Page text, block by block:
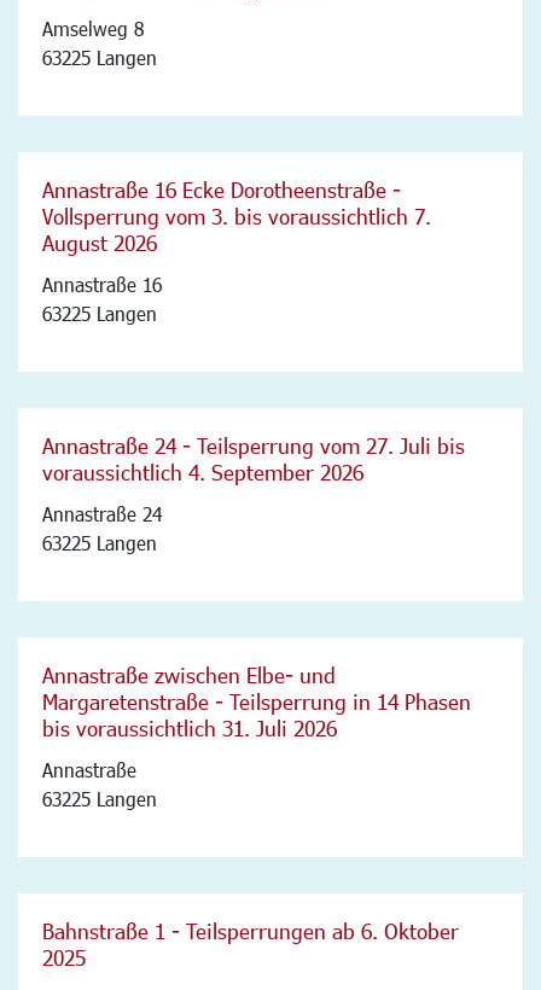
Amselweg 8
63225 Langen
Annastraße 16 Ecke Dorotheenstraße -
Vollsperrung vom 3. bis voraussichtlich 7.
August 2026
Annastraße 16
63225 Langen
Annastraße 24 - Teilsperrung vom 27. Juli bis
voraussichtlich 4. September 2026
Annastraße 24
63225 Langen
Annastraße zwischen Elbe- und
Margaretenstraße - Teilsperrung in 14 Phasen
bis voraussichtlich 31. Juli 2026
Annastraße
63225 Langen
Bahnstraße 1 - Teilsperrungen ab 6. Oktober
2025